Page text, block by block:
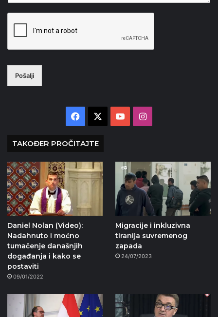
Pošalji
Facebook YouTubeInstagram
TAKOĐER PROČITAJTE
Daniel Nolan (Video):
Nadahnuto i moćno
tumačenje današnjih
događanja i kako se
postaviti
09/01/2022
Migracije i inkluzivna
tiranija suvremenog
zapada
24/07/2023